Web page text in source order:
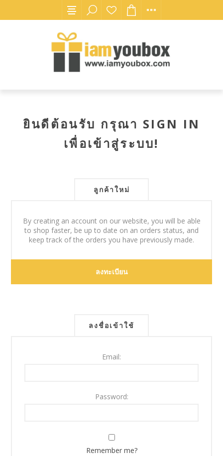
ยินดีต้อนรับ กรุณา SIGN IN
เพื่อเข้าสู่ระบบ!
ลูกค้าใหม่
By creating an account on our website, you will be able
to shop faster, be up to date on an orders status, and
keep track of the orders you have previously made.
ลงชื่อเข้าใช้
Email:
Password:
Remember me?